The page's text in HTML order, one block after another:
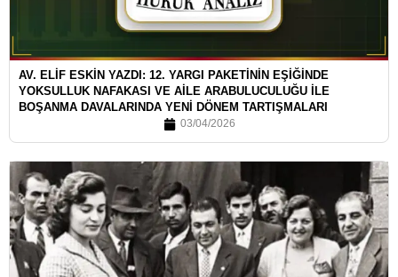
AV. ELİF ESKİN YAZDI: 12. YARGI PAKETİNİN EŞİĞİNDE
YOKSULLUK NAFAKASI VE AİLE ARABULUCULUĞU İLE
BOŞANMA DAVALARINDA YENİ DÖNEM TARTIŞMALARI
03/04/2026